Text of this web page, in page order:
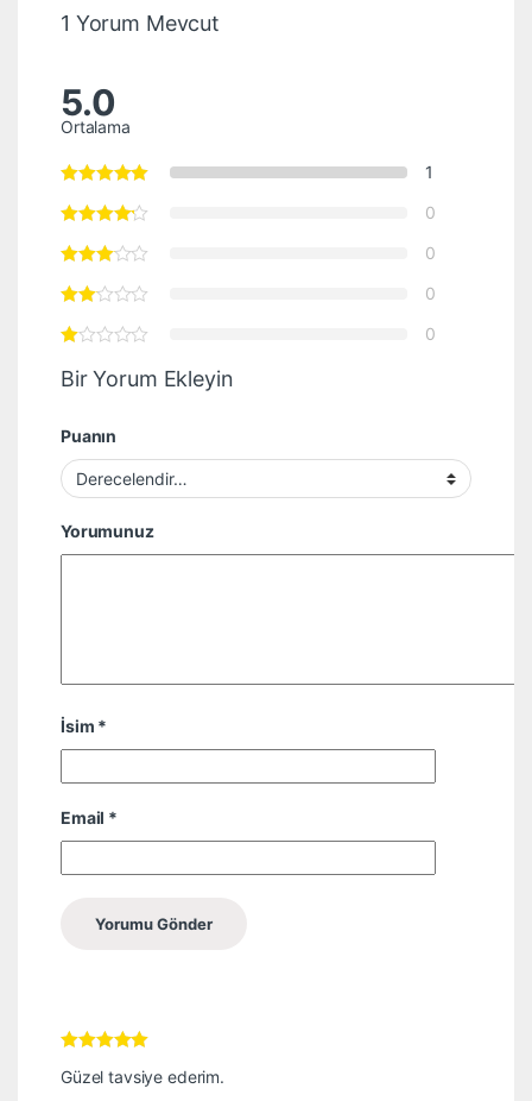
1 Yorum Mevcut
5.0
Ortalama
1
0
0
0
0
Bir Yorum Ekleyin
Puanın
Yorumunuz
İsim *
Email *
oy aldı
Güzel tavsiye ederim.